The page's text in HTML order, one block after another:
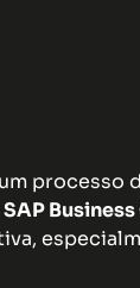
processo
SAP Business